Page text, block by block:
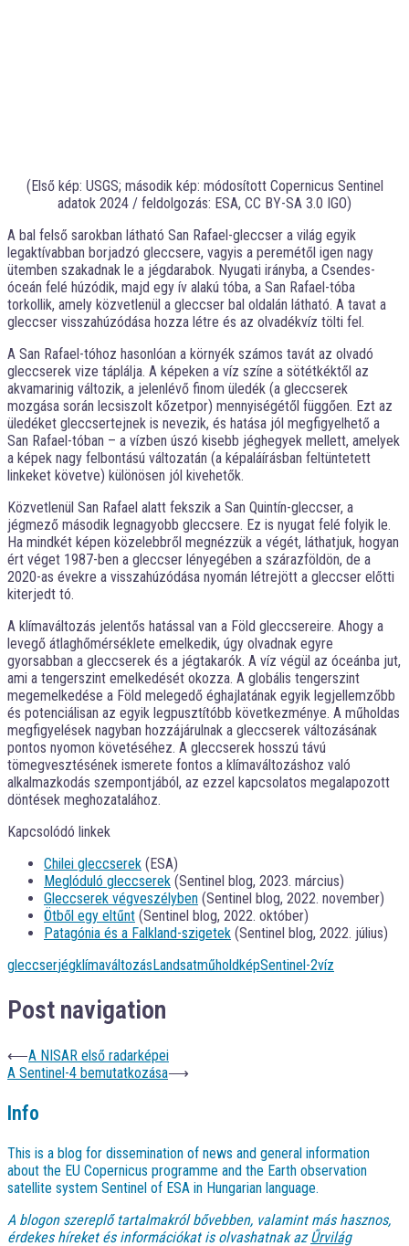
(Első kép: USGS; második kép: módosított Copernicus Sentinel
adatok 2024 / feldolgozás: ESA, CC BY-SA 3.0 IGO)
A bal felső sarokban látható San Rafael-gleccser a világ egyik
legaktívabban borjadzó gleccsere, vagyis a peremétől igen nagy
ütemben szakadnak le a jégdarabok. Nyugati irányba, a Csendes-
óceán felé húzódik, majd egy ív alakú tóba, a San Rafael-tóba
torkollik, amely közvetlenül a gleccser bal oldalán látható. A tavat a
gleccser visszahúzódása hozza létre és az olvadékvíz tölti fel.
A San Rafael-tóhoz hasonlóan a környék számos tavát az olvadó
gleccserek vize táplálja. A képeken a víz színe a sötétkéktől az
akvamarinig változik, a jelenlévő finom üledék (a gleccserek
mozgása során lecsiszolt kőzetpor) mennyiségétől függően. Ezt az
üledéket gleccsertejnek is nevezik, és hatása jól megfigyelhető a
San Rafael-tóban – a vízben úszó kisebb jéghegyek mellett, amelyek
a képek nagy felbontású változatán (a képaláírásban feltüntetett
linkeket követve) különösen jól kivehetők.
Közvetlenül San Rafael alatt fekszik a San Quintín-gleccser, a
jégmező második legnagyobb gleccsere. Ez is nyugat felé folyik le.
Ha mindkét képen közelebbről megnézzük a végét, láthatjuk, hogyan
ért véget 1987-ben a gleccser lényegében a szárazföldön, de a
2020-as évekre a visszahúzódása nyomán létrejött a gleccser előtti
kiterjedt tó.
A klímaváltozás jelentős hatással van a Föld gleccsereire. Ahogy a
levegő átlaghőmérséklete emelkedik, úgy olvadnak egyre
gyorsabban a gleccserek és a jégtakarók. A víz végül az óceánba jut,
ami a tengerszint emelkedését okozza. A globális tengerszint
megemelkedése a Föld melegedő éghajlatának egyik legjellemzőbb
és potenciálisan az egyik legpusztítóbb következménye. A műholdas
megfigyelések nagyban hozzájárulnak a gleccserek változásának
pontos nyomon követéséhez. A gleccserek hosszú távú
tömegvesztésének ismerete fontos a klímaváltozáshoz való
alkalmazkodás szempontjából, az ezzel kapcsolatos megalapozott
döntések meghozatalához.
Kapcsolódó linkek
Chilei gleccserek (ESA)
Meglóduló gleccserek (Sentinel blog, 2023. március)
Gleccserek végveszélyben (Sentinel blog, 2022. november)
Ötből egy eltűnt (Sentinel blog, 2022. október)
Patagónia és a Falkland-szigetek (Sentinel blog, 2022. július)
gleccserjégklímaváltozásLandsatműholdképSentinel-2víz
Post navigation
⟵A NISAR első radarképei
A Sentinel-4 bemutatkozása⟶
Info
This is a blog for dissemination of news and general information
about the EU Copernicus programme and the Earth observation
satellite system Sentinel of ESA in Hungarian language.
A blogon szereplő tartalmakról bővebben, valamint más hasznos,
érdekes híreket és információkat is olvashatnak azŰrvilág